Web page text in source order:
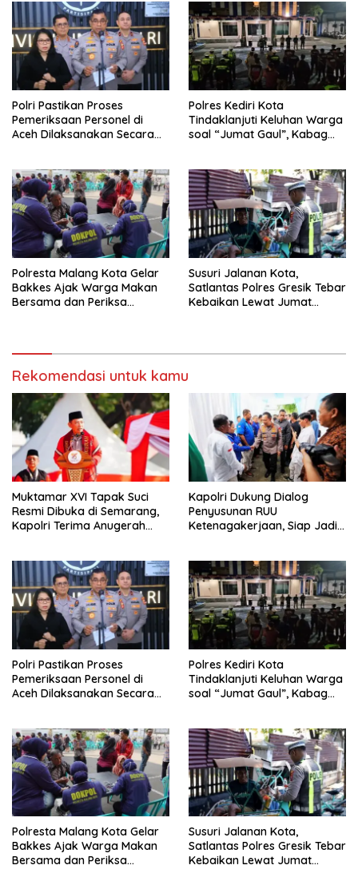
Polri Pastikan Proses
Pemeriksaan Personel di
Aceh Dilaksanakan Secara
Polres Kediri Kota
Tindaklanjuti Keluhan Warga
soal “Jumat Gaul”, Kabag
Ketenteraman Masyarakat
Polresta Malang Kota Gelar
Bakkes Ajak Warga Makan
Bersama dan Periksa
Susuri Jalanan Kota,
Satlantas Polres Gresik Tebar
Kebaikan Lewat Jumat
Rekomendasi untuk kamu
Muktamar XVI Tapak Suci
Resmi Dibuka di Semarang,
Kapolri Terima Anugerah
Kapolri Dukung Dialog
Penyusunan RUU
Ketenagakerjaan, Siap Jadi
Polri Pastikan Proses
Pemeriksaan Personel di
Aceh Dilaksanakan Secara
Polres Kediri Kota
Tindaklanjuti Keluhan Warga
soal “Jumat Gaul”, Kabag
Ketenteraman Masyarakat
Polresta Malang Kota Gelar
Bakkes Ajak Warga Makan
Bersama dan Periksa
Susuri Jalanan Kota,
Satlantas Polres Gresik Tebar
Kebaikan Lewat Jumat